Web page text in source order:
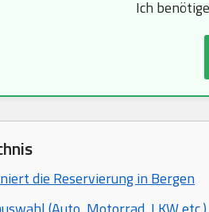
Ich
die Reservierung in Bergen